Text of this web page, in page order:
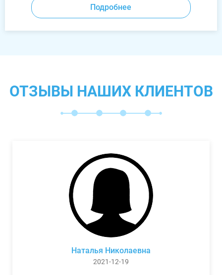
Подробнее
ОТЗЫВЫ НАШИХ КЛИЕНТОВ
Наталья Николаевна
2021-12-19